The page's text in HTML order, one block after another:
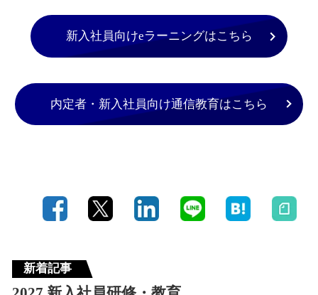
新入社員向けeラーニングはこちら
内定者・新入社員向け通信教育はこちら
新着記事